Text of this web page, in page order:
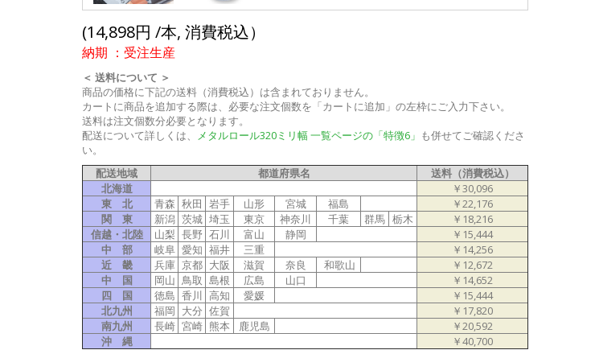
(14,898円 /本, 消費税込）
納期 ：受注生産
＜ 送料について ＞
商品の価格に下記の送料（消費税込）は含まれておりません。
カートに商品を追加する際は、必要な注文個数を「カートに追加」の左枠にご入力下さい。
送料は注文個数分必要となります。
配送について詳しくは、
メタルロール320ミリ幅 一覧ページの「特徴6」 も併せてご確認くださ
い。
配送地域
都道府県名
送料（消費税込）
北海道
￥30,096
東 北
青森 秋田 岩手 山形 宮城 福島
￥22,176
関 東
新潟 茨城 埼玉 東京 神奈川 千葉 群馬 栃木
￥18,216
信越・北陸
山梨 長野 石川 富山 静岡
￥15,444
中 部
岐阜 愛知 福井 三重
￥14,256
近 畿
兵庫 京都 大阪 滋賀 奈良 和歌山
￥12,672
中 国
岡山 鳥取 島根 広島 山口
￥14,652
四 国
徳島 香川 高知 愛媛
￥15,444
北九州
福岡 大分 佐賀
￥17,820
南九州
長崎 宮崎 熊本 鹿児島
￥20,592
沖 縄
￥40,700